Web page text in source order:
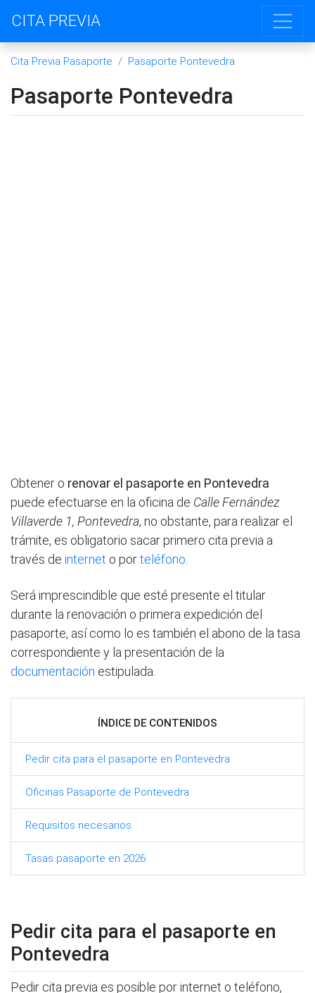
CITA PREVIA
Cita Previa Pasaporte Pasaporte Pontevedra
Pasaporte Pontevedra
Obtener o renovar el pasaporte en Pontevedra
puede efectuarse en la oficina de Calle Fernández
Villaverde 1, Pontevedra, no obstante, para realizar el
trámite, es obligatorio sacar primero cita previa a
través de internet o porteléfono
Será imprescindible que esté presente el titular
durante la renovación o primera expedición del
pasaporte, así como lo es también el abono de la tasa
correspondiente y la presentación de la
documentación estipulada.
ÍNDICE DE CONTENIDOS
Pedir cita para el pasaporte en Pontevedra
Oficinas Pasaporte de Pontevedra
Requisitos necesarios
Tasas pasaporte en 2026
Pedir cita para el pasaporte en
Pontevedra
Pedir cita previa es posible por internet o teléfono,